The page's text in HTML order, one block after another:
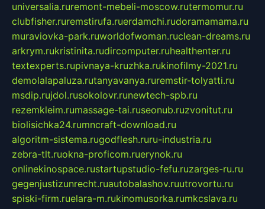
universalia.ruremont-mebeli-moscow.rutermomur.ru
clubfisher.ruremstirufa.ruerdamchi.rudoramamama.ru
muraviovka-park.ruworldofwoman.ruclean-dreams.ru
arkrym.rukristinita.rudircomputer.ruhealthenter.ru
textexperts.rupivnaya-kruzhka.rukinofilmy-2021.ru
demolalapaluza.rutanyavanya.ruremstir-tolyatti.ru
msdip.rujdol.rusokolovr.runewtech-spb.ru
rezemkleim.rumassage-tai.ruseonub.ruzvonitut.ru
biolisichka24.rumncraft-download.ru
algoritm-sistema.rugodflesh.ruru-industria.ru
zebra-tlt.ruokna-proficom.ruerynok.ru
onlinekinospace.rustartupstudio-fefu.ruzarges-ru.ru
gegenjustizunrecht.ruautobalashov.ruutrovortu.ru
spiski-firm.ruelara-m.rukinomusorka.rumkcslava.ru